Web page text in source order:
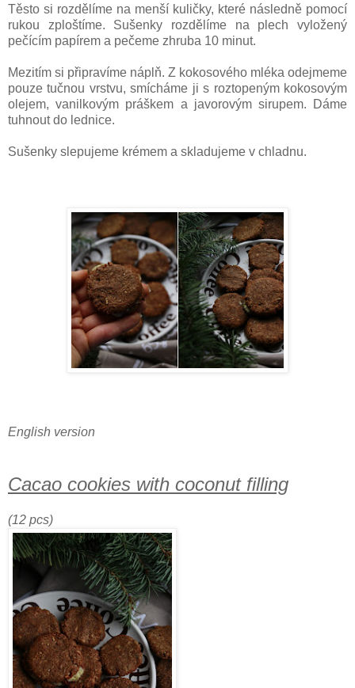
Těsto si rozdělíme na menší kuličky, které následně pomocí
rukou zploštíme. Sušenky rozdělíme na plech vyložený
pečícím papírem a pečeme zhruba 10 minut.
Mezitím si připravíme náplň. Z kokosového mléka odejmeme
pouze tučnou vrstvu, smícháme ji s roztopeným kokosovým
olejem, vanilkovým práškem a javorovým sirupem. Dáme
tuhnout do lednice.
Sušenky slepujeme krémem a skladujeme v chladnu.
English version
Cacao cookies with coconut filling
(12 pcs)